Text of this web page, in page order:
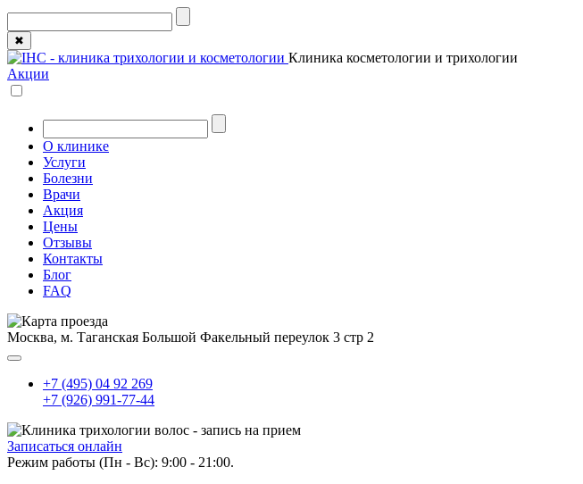
✖
Клиника косметологии и трихологии
Акции
О клинике
Услуги
Болезни
Врачи
Акция
Цены
Отзывы
Контакты
Блог
FAQ
Москва, м. Таганская Большой Факельный переулок 3 стр 2
+7 (495) 04 92 269
+7 (926) 991-77-44
Записаться онлайн
Режим работы (Пн - Вс): 9:00 - 21:00.